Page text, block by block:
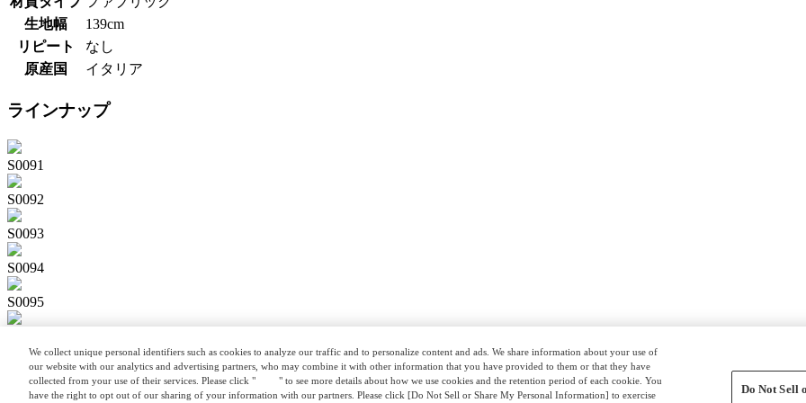
生地幅
139cm
リピート
なし
原産国
イタリア
ラインナップ
S0091
S0092
S0093
S0094
S0095
S0097
We collect unique personal identifiers such as cookies to analyze our traffic and to personalize content and ads. We share information about your use of
our website with our analytics and advertising partners, who may combine it with other information that you have provided to them or that they have
collected from your use of their services. Please click "
" to see more details about how we use cookies and the retention period of each cookie. You
have the right to opt out of our sharing of your information with our partners. Please click [Do Not Sell or Share My Personal Information] to exercise
Do Not Sell